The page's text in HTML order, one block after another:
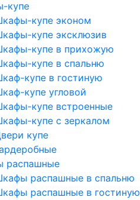
купе
купе эконом
купе эксклюзив
купе в прихожую
купе в спальню
купе в гостиную
купе угловой
купе встроенные
купе с зеркалом
купе
распашные
распашные в спальню
распашные в гостиную